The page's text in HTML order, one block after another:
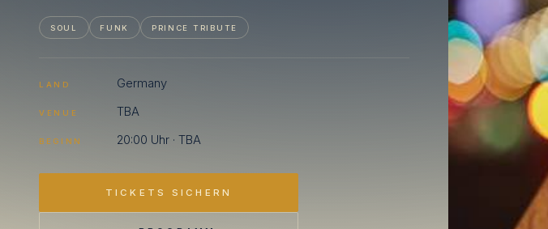
SOUL FUNK PRINCE TRIBUTE
LAND Germany
VENUE TBA
BEGINN 20:00 Uhr · TBA
TICKETS SICHERN